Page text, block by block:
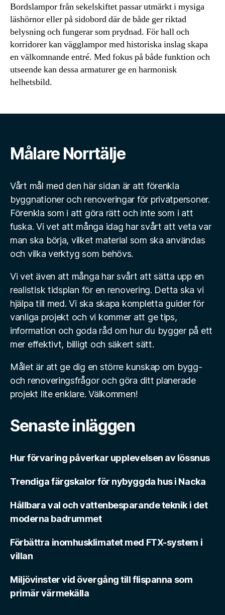
Bordslampor från sekelskiftet passar utmärkt i mysiga
läshörnor eller på sidobord där de både ger riktad
belysning och fungerar som prydnad. För hall och
korridorer kan vägglampor med historiska inslag skapa
en välkomnande entré. Med fokus på både funktion och
utseende kan dessa armaturer ge en harmonisk
helhetsbild.
Målare Norrtälje
Vårt mål med den här sidan är att förenkla
byggnationer och renoveringar för privatpersoner.
Förenkla som i att göra rätt och inte som i att
fuska. Vi vet att många idag har svårt att veta var
man ska börja, vilket material som ska användas
och vilka verktyg som behövs.
Vi vet även att många har svårt att sätta upp en
realistisk tidsplan för en renovering. Detta ska vi
hjälpa till med. Vi ska skapa kompletta guider för
vanliga projekt och vi kommer att ge tips,
information och goda råd om hur du bygger på ett
mer effektivt, billigt och säkert sätt.
Målet är att ge dig en större kunskap om bygg-
och renoveringsfrågor och göra ditt planerade
projekt lite enklare. Välkommen!
Senaste inläggen
Hur förvaring påverkar upplevelsen av lössnus
Trendiga färgskalor för nybyggda hus i Nacka
Hållbara val och vattenbesparande teknik i det
moderna badrummet
Förbättra inomhusklimatet med FTX-system i
villan
Miljövinster vid övergång till flispanna som
primär värmekälla